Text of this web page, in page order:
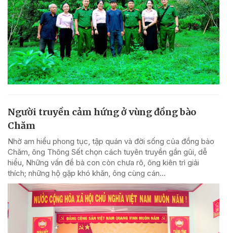
Người truyền cảm hứng ở vùng đồng bào
Chăm
Nhờ am hiểu phong tục, tập quán và đời sống của đồng bào
Chăm, ông Thông Sết chọn cách tuyên truyền gần gũi, dễ
hiểu, Những vấn đề bà con còn chưa rõ, ông kiên trì giải
thích; những hộ gặp khó khăn, ông cùng cán...